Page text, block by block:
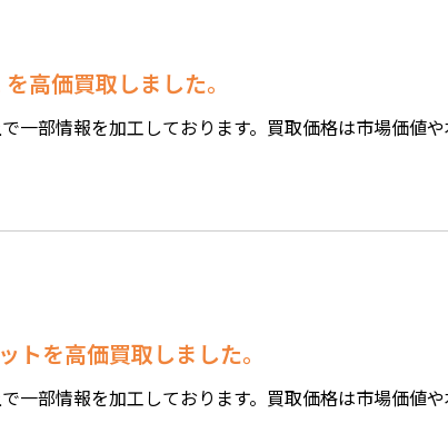
高価買取しました。
一部情報を加工しております。買取価格は市場価値
トを高価買取しました。
一部情報を加工しております。買取価格は市場価値